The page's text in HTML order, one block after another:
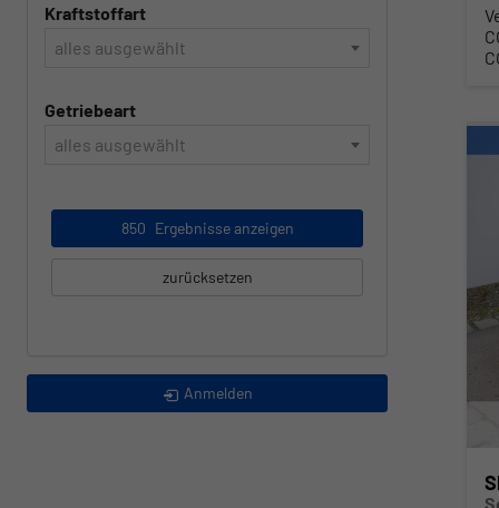
Kraftstoffart
alles ausgewählt
Getriebeart
alles ausgewählt
850 Ergebnisse anzeigen
zurücksetzen
Anmelden